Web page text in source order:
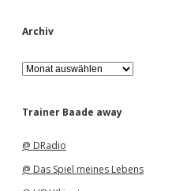
Archiv
A
r
h
Trainer Baade away
@ DRadio
@ Das Spiel meines Lebens